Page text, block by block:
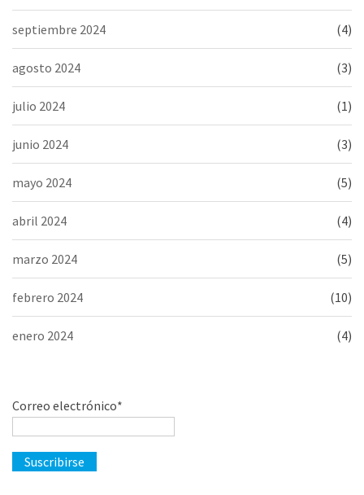
septiembre 2024 (4)
agosto 2024 (3)
julio 2024 (1)
junio 2024 (3)
mayo 2024 (5)
abril 2024 (4)
marzo 2024 (5)
febrero 2024 (10)
enero 2024 (4)
Correo electrónico*